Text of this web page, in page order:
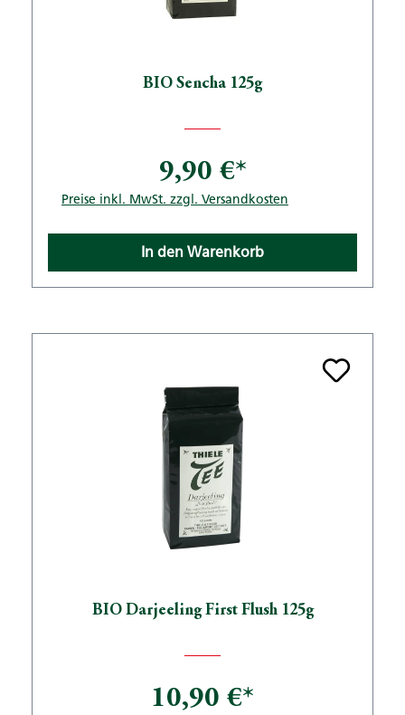
BIO Sencha 125g
9,90 €*
Preise inkl. MwSt. zzgl. Versandkosten
In den Warenkorb
BIO Darjeeling First Flush 125g
10,90 €*